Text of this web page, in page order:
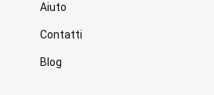
Aiuto
Contatti
Blog